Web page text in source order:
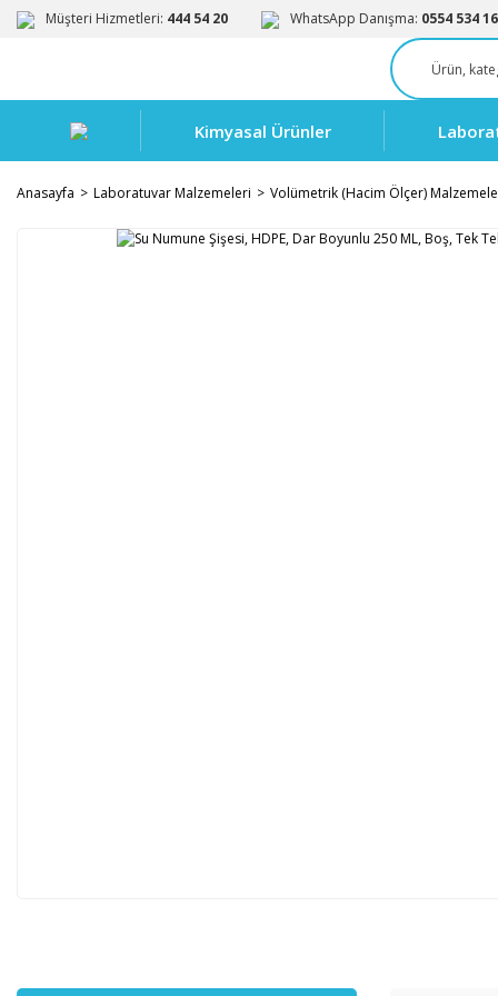
Müşteri Hizmetleri: 444 54 20 WhatsApp Danışma: 0554 534
Kimyasal Ürünler
Anasayfa Laboratuvar Malzemeleri Volümetrik (Hacim Ölçer)